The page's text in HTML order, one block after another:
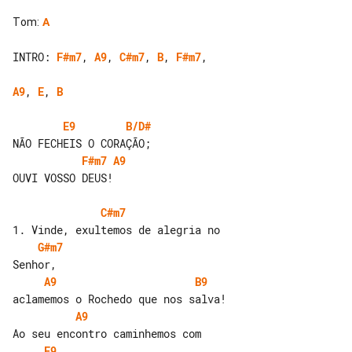
Tom: A
INTRO: F#m7, A9, C#m7, B, F#m7,
A9, E, B
E9
B/D#
F#m7 A9
OUVI VOSSO DEUS!
C#m7
G#m7
A9
B9
A9